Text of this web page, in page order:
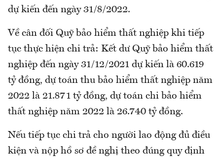
dự kiến đến ngày 31/8/2022.
Về cân đối Quỹ bảo hiểm thất nghiệp khi tiếp
tục thực hiện chi trả: Kết dư Quỹ bảo hiểm thất
nghiệp đến ngày 31/12/2021 dự kiến là 60.619
tỷ đồng, dự toán thu bảo hiểm thất nghiệp năm
2022 là 21.871 tỷ đồng, dự toán chi bảo hiểm
thất nghiệp năm 2022 là 26.740 tỷ đồng.
Nếu tiếp tục chi trả cho người lao động đủ điều
kiện và nộp hồ sơ đề nghị theo đúng quy định